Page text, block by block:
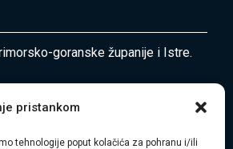
pristankom
tehnologije poput kolačića za pohranu i/ili
goranske županije i Istre.